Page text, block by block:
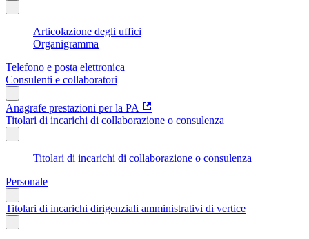
Articolazione degli uffici
Organigramma
Telefono e posta elettronica
Consulenti e collaboratori
Anagrafe prestazioni per la PA
Titolari di incarichi di collaborazione o consulenza
Titolari di incarichi di collaborazione o consulenza
Personale
Titolari di incarichi dirigenziali amministrativi di vertice